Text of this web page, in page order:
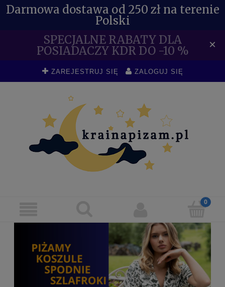
Darmowa dostawa od 250 zł na terenie
Polski
SPECJALNE RABATY DLA
POSIADACZY KDR DO -10 % ×
ZAREJESTRUJ SIĘ ZALOGUJ SIĘ